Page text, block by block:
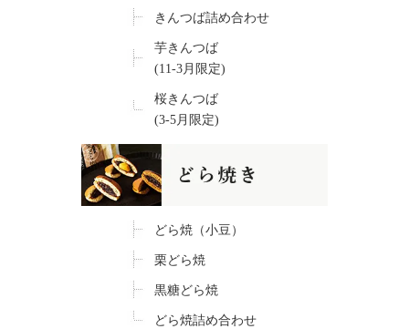
きんつば詰め合わせ
芋きんつば
(11-3月限定)
桜きんつば
(3-5月限定)
どら焼（小豆）
栗どら焼
黒糖どら焼
どら焼詰め合わせ